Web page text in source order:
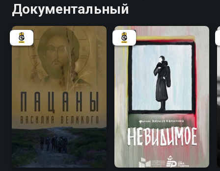
Документальный